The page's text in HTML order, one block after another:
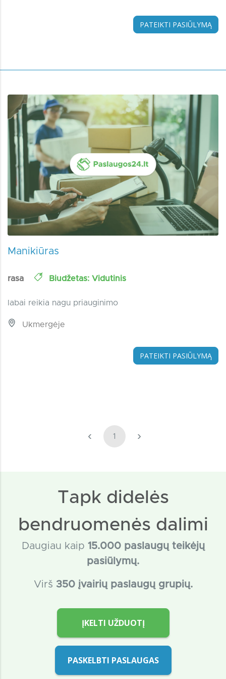
PATEIKTI PASIŪLYMĄ
Manikiūras
rasa Biudžetas: Vidutinis
labai reikia nagu priauginimo
Ukmergėje
PATEIKTI PASIŪLYMĄ
‹ 1 ›
Tapk didelės
bendruomenės dalimi
Daugiau kaip 15.000 paslaugų teikėjų
pasiūlymų.
Virš 350 įvairių paslaugų grupių.
ĮKELTI UŽDUOTĮ
PASKELBTI PASLAUGAS